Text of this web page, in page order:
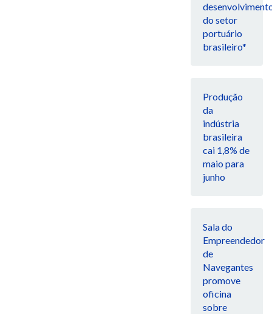
do setor
portuário
brasileiro*
Produção
da
indústria
brasileira
cai 1,8% de
maio para
junho
Sala do
Empreendedor
de
Navegantes
promove
oficina
sobre